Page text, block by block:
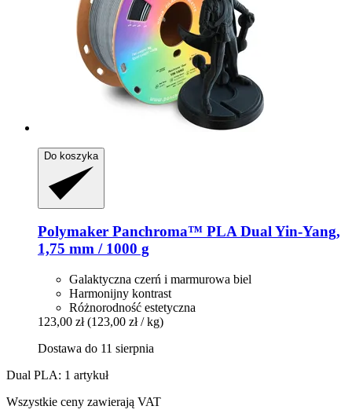
Do koszyka
Polymaker Panchroma™ PLA Dual Yin-​Yang,
1,75 mm / 1000 g
Galaktyczna czerń i marmurowa biel
Harmonijny kontrast
Różnorodność estetyczna
123,00 zł (123,00 zł / kg)
Dostawa do 11 sierpnia
Dual PLA: 1 artykuł
Wszystkie ceny zawierają VAT